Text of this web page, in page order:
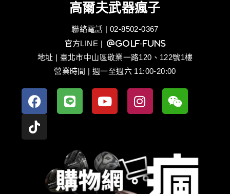
高爾夫武器瘋子
聯絡電話 | 02-8502-0367
官方LINE | @golf-funs
地址 | 臺北市中山區敬業一路120、122號1樓
營業時間 | 週一至週六 11:00-20:00